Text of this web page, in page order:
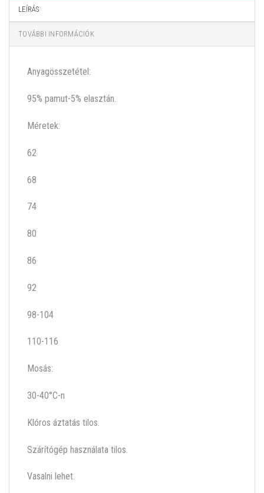
LEÍRÁS
TOVÁBBI INFORMÁCIÓK
Anyagösszetétel:
95% pamut-5% elasztán.
Méretek:
62
68
74
80
86
92
98-104
110-116
Mosás:
30-40°C-n
Klóros áztatás tilos.
Szárítógép használata tilos.
Vasalni lehet.